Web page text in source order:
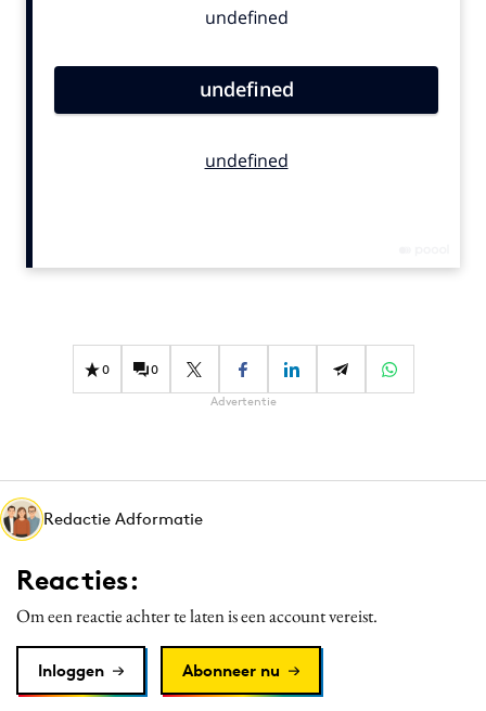
Contentmarketing
Effectiviteit
Gedragsverandering
Martech
Media
Merkstrategie
PR
Programmatic
Reputatie & crisis
0 0
Advertentie
Redactie Adformatie
Reacties:
Om een reactie achter te laten is een account vereist.
Inloggen Abonneer nu